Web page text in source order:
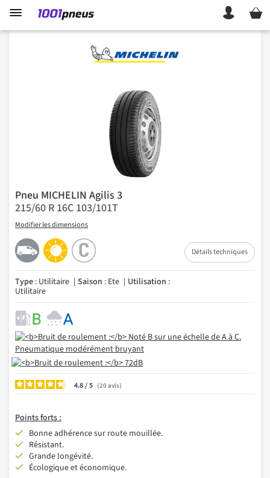
Mon
Pneu MICHELIN Agilis 3
215/60 R 16C 103/101T
Modifier les dimensions
Détails techniques
Type : Utilitaire Saison : Ete Utilisation :
Utilitaire
4.8/ 20avis
Pointsforts :
Bonne adhérence sur route mouillée.
Résistant.
Grande longévité.
Écologique et économique.